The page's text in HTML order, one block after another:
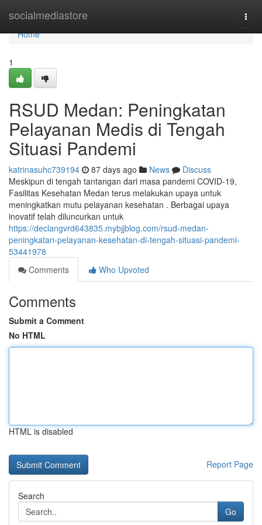
socialmediastore
Home
Home
1
RSUD Medan: Peningkatan
Pelayanan Medis di Tengah
Situasi Pandemi
katrinasuhc739194 87 days ago News
Discuss
Meskipun di tengah tantangan dari masa pandemi COVID-19,
Fasilitas Kesehatan Medan terus melakukan upaya untuk
meningkatkan mutu pelayanan kesehatan . Berbagai upaya
inovatif telah diluncurkan untuk
https://declangvrd643835.mybjjblog.com/rsud-medan-
peningkatan-pelayanan-kesehatan-di-tengah-situasi-pandemi-
53441978
Comments
Who Upvoted
Comments
Submit a Comment
No HTML
HTML is disabled
Report Page
Search
Go